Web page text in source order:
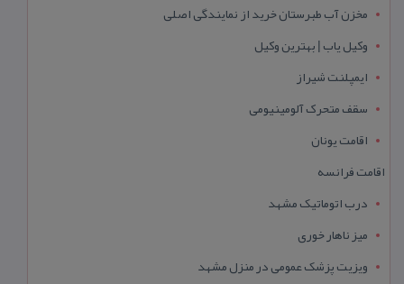
مخزن آب طبرستان خرید از نمایندگی اصلی
وکیل یاب | بهترین وکیل
ایمپلنت شیراز
سقف متحرک آلومینیومی
اقامت یونان
اقامت فرانسه
درب اتوماتیک مشهد
میز ناهار خوری
ویزیت پزشک عمومی در منزل مشهد